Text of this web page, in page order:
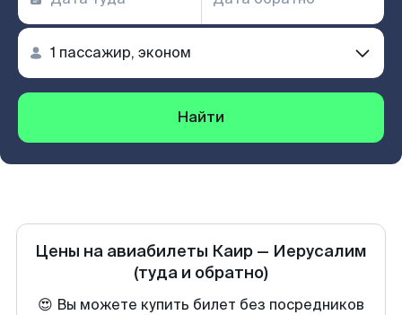
Найти
Цены на авиабилеты Каир — Иерусалим
(туда и обратно)
😍 Вы можете купить билет без посредников